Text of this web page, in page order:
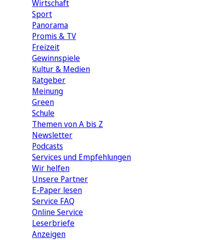
Wirtschaft
Sport
Panorama
Promis & TV
Freizeit
Gewinnspiele
Kultur & Medien
Ratgeber
Meinung
Green
Schule
Themen von A bis Z
Newsletter
Podcasts
Services und Empfehlungen
Wir helfen
Unsere Partner
E-Paper lesen
Service FAQ
Online Service
Leserbriefe
Anzeigen